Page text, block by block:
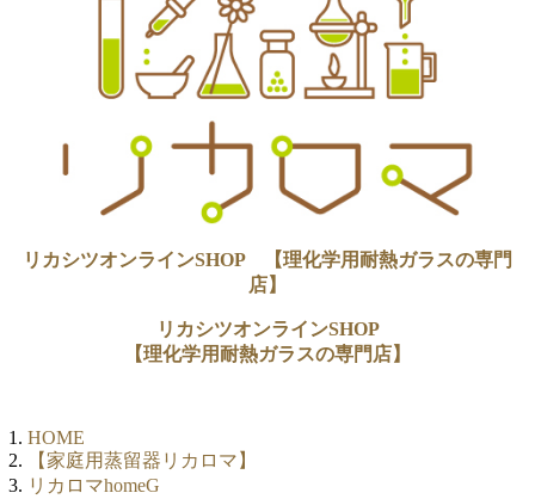
リカシツオンラインSHOP 【理化学用耐熱ガラスの専門
店】
リカシツオンラインSHOP
【理化学用耐熱ガラスの専門店】
HOME
【家庭用蒸留器リカロマ】
リカロマhomeG